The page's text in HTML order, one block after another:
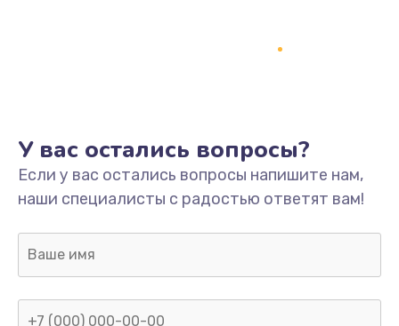
Не включается
1400 руб.
Заказать
800 руб.
У вас остались вопросы?
Если у вас остались вопросы напишите нам,
наши специалисты с радостью ответят вам!